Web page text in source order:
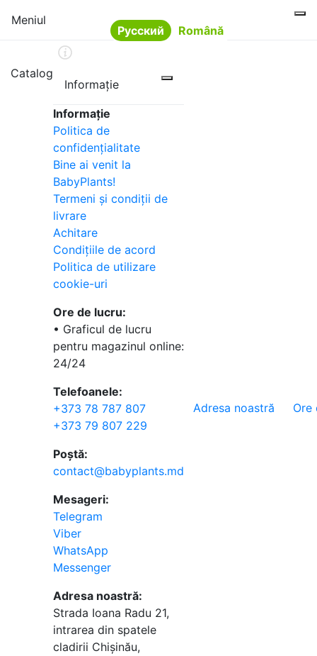
Meniul
Limba
Русский Română
Catalog
Informație
Informație
Politica de
confidențialitate
Bine ai venit la
BabyPlants!
Termeni și condiții de
livrare
Achitare
Condițiile de acord
Politica de utilizare
cookie-uri
Ore de lucru:
• Graficul de lucru
pentru magazinul online:
24/24
Telefoanele:
+373 78 787 807
+373 79 807 229
Poștă:
contact@babyplants.md
Mesageri:
Telegram
Viber
WhatsApp
Messenger
Adresa noastră:
Strada Ioana Radu 21,
intrarea din spatele
cladirii Chișinău,
Adresa noastră Ore